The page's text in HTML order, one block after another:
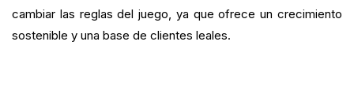
cambiar las reglas del juego, ya que ofrece un crecimiento
sostenible y una base de clientes leales.